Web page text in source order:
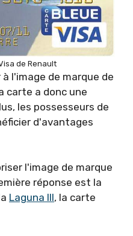
de Renault
l'image de marque de
carte a donc une
les possesseurs de
d'avantages
l'image de marque
réponse est la
Laguna III, la carte